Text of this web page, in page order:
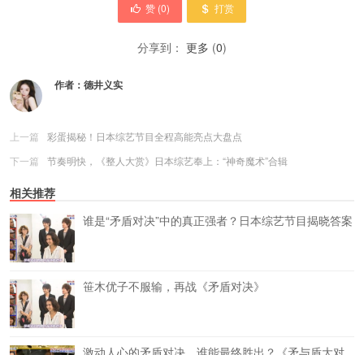
赞 (0) 打赏
分享到： 更多 (0)
作者： 德井义实
上一篇
彩蛋揭秘！日本综艺节目全程高能亮点大盘点
下一篇
节奏明快，《整人大赏》日本综艺奉上：“神奇魔术”合辑
相关推荐
谁是“矛盾对决”中的真正强者？日本综艺节目揭晓答案
笹木优子不服输，再战《矛盾对决》